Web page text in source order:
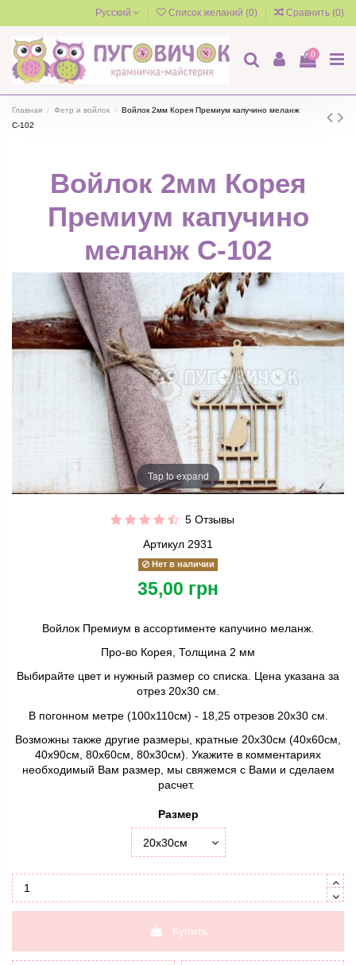
Русский Список желаний (0) Сравнить (0)
0
Главная Фетр и войлок
Войлок 2мм Корея Премиум капучино меланж
C-102
Войлок 2мм Корея
Премиум капучино
меланж C-102
Tap to expand
5 Отзывы
Артикул 2931
Нет в наличии
35,00 грн
Войлок Премиум в ассортименте капучино меланж.
Про-во Корея, Толщина 2 мм
Выбирайте цвет и нужный размер со списка. Цена указана за
отрез 20х30 см.
В погонном метре (100х110см) - 18,25 отрезов 20х30 см.
Возможны также другие размеры, кратные 20х30см (40х60см,
40х90см, 80х60см, 80х30см). Укажите в комментариях
необходимый Вам размер, мы свяжемся с Вами и сделаем
расчет.
Размер
Купить